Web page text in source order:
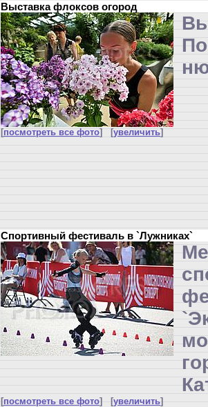
Выставка флоксов огород
[посмотреть все фото] [увеличить]
Спортивный фестиваль в `Лужниках`
[посмотреть все фото] [увеличить]